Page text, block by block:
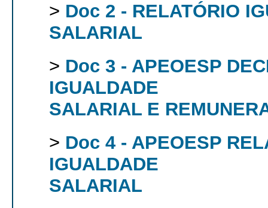
> Doc 2 - RELATÓRIO
SALARIAL
> Doc 3 - APEOESP
IGUALDADE
SALARIAL E
> Doc 4 - APEOESP
IGUALDADE
SALARIAL